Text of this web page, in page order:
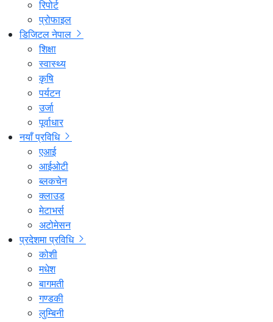
रिपोर्ट
प्रोफाइल
डिजिटल नेपाल
शिक्षा
स्वास्थ्य
कृषि
पर्यटन
उर्जा
पूर्वाधार
नयाँ प्रविधि
एआई
आईओटी
ब्लकचेन
क्लाउड
मेटाभर्स
अटोमेसन
प्रदेशमा प्रविधि
कोशी
मधेश
बागमती
गण्डकी
लुम्बिनी